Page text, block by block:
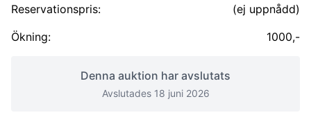
Reservationspris:
(ej uppnådd)
Ökning:
1000,-
Denna auktion har avslutats
Avslutades 18 juni 2026